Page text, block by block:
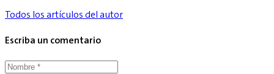
Todos los artículos del autor
Escriba un comentario